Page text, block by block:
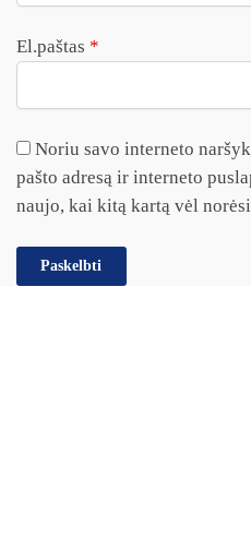
El.paštas *
Noriu savo interneto
pašto adresą ir interneto
naujo, kai kitą kartą vėl